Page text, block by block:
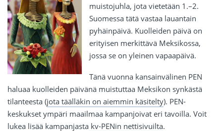
muistojuhla, jota vietetään 1.–2.
Suomessa tätä vastaa lauantain
pyhäinpäivä. Kuolleiden päivä on
erityisen merkittävä Meksikossa,
jossa se on yleinen vapaapäivä.
Tänä vuonna kansainvälinen PEN
haluaa kuolleiden päivänä muistuttaa Meksikon synkästä
tilanteesta (jota täälläkin on aiemmin käsitelty). PEN-
keskukset ympäri maailmaa kampanjoivat eri tavoilla. Voit
lukea lisää kampanjasta kv-PENin nettisivuilta.